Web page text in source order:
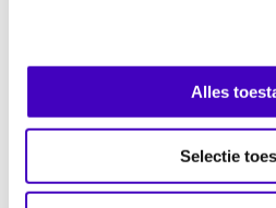
Alles
Selectie
Toegang:gratis, maar
Georganiseerd door:BD
Zaanstreek/Waterland